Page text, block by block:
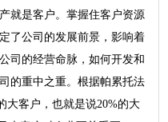
就是客户。掌握住客户资源
了公司的发展前景，影响着
司的经营命脉，如何开发和
的重中之重。根据帕累托法
大客户，也就是说20%的大